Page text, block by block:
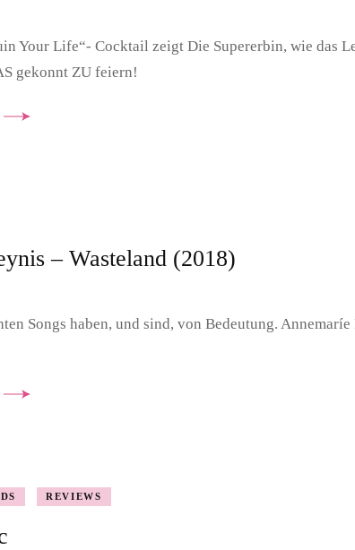
Your Life“- Cocktail zeigt Die Supererbin, wie das
gekonnt ZU feiern!
– Wasteland (2018)
Songs haben, und sind, von Bedeutung.
REVIEWS